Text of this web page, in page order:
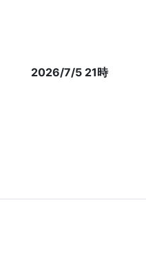
2026/7/5 21時